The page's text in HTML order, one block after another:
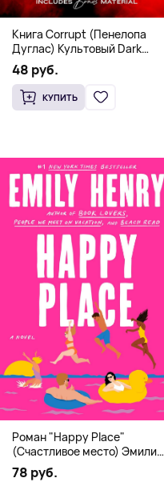
Книга Corrupt (Пенелопа
Дуглас) Культовый Dark
Romance бестселлер (18+)
48 руб.
КУПИТЬ
Роман "Happy Place"
(Счастливое место) Эмили
Генри | Твердый переплет
78 руб.